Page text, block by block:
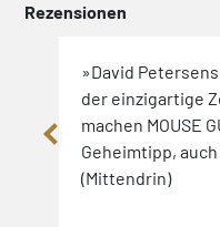
Rezensionen
»David
der einzigartige
machen MOUSE
Geheimtipp,
(Mittendrin)